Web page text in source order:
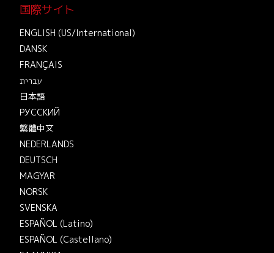
国際サイト
ENGLISH (US/International)
DANSK
FRANÇAIS
עברית
日本語
РУССКИЙ
繁體中文
NEDERLANDS
DEUTSCH
MAGYAR
NORSK
SVENSKA
ESPAÑOL (Latino)
ESPAÑOL (Castellano)